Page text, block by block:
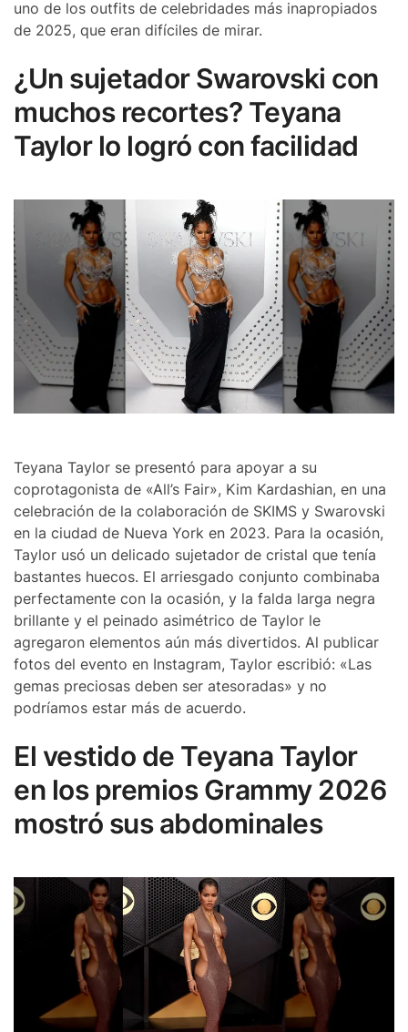
uno de los outfits de celebridades más inapropiados
de 2025, que eran difíciles de mirar.
¿Un sujetador Swarovski con
muchos recortes? Teyana
Taylor lo logró con facilidad
Teyana Taylor se presentó para apoyar a su
coprotagonista de «All’s Fair», Kim Kardashian, en una
celebración de la colaboración de SKIMS y Swarovski
en la ciudad de Nueva York en 2023. Para la ocasión,
Taylor usó un delicado sujetador de cristal que tenía
bastantes huecos. El arriesgado conjunto combinaba
perfectamente con la ocasión, y la falda larga negra
brillante y el peinado asimétrico de Taylor le
agregaron elementos aún más divertidos. Al publicar
fotos del evento en Instagram, Taylor escribió: «Las
gemas preciosas deben ser atesoradas» y no
podríamos estar más de acuerdo.
El vestido de Teyana Taylor
en los premios Grammy 2026
mostró sus abdominales